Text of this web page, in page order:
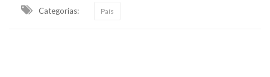
Categorias: País